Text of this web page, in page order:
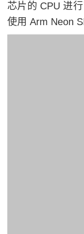
芯片的 CPU 进
使用 Arm Neon